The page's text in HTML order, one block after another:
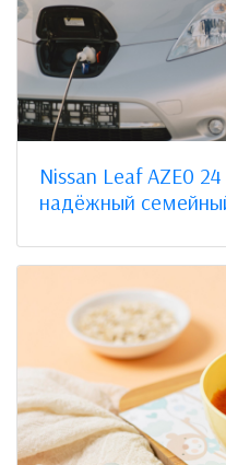
Nissan Leaf AZE0
надёжный